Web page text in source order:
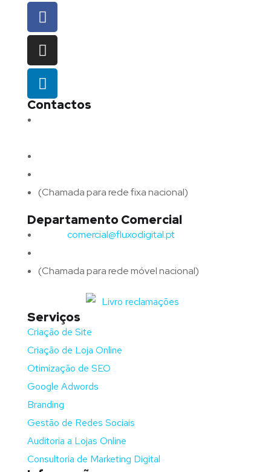
Contactos
(Chamada para rede fixa nacional)
Departamento Comercial
comercial@fluxodigital.pt
(Chamada para rede móvel nacional)
Serviços
Criação de Site
Criação de Loja Online
Otimização de SEO
Google Adwords
Branding
Gestão de Redes Sociais
Auditoria a Lojas Online
Consultoria de Marketing Digital